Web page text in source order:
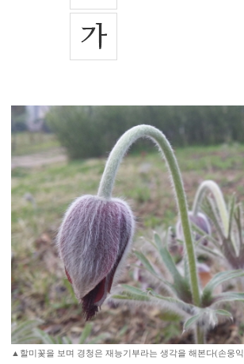
▲할미꽃을 보며 경청은 재능기부라는 생각을 해본다(손웅